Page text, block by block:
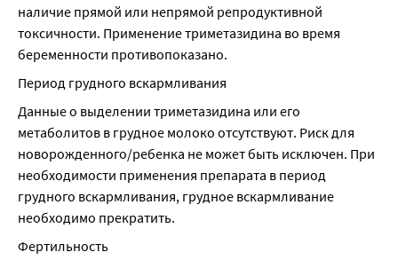
наличие прямой или непрямой репродуктивной
токсичности. Применение триметазидина во время
беременности противопоказано.
Период грудного вскармливания
Данные о выделении триметазидина или его
метаболитов в грудное молоко отсутствуют. Риск для
новорожденного/ребенка не может быть исключен. При
необходимости применения препарата в период
грудного вскармливания, грудное вскармливание
необходимо прекратить.
Фертильность